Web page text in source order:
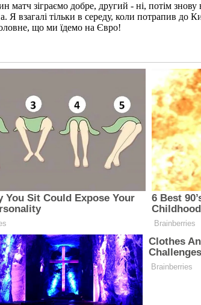
матч зіграємо добре, другий - ні, потім
Я взагалі тільки в середу, коли потрапив
що ми їдемо на Євро!